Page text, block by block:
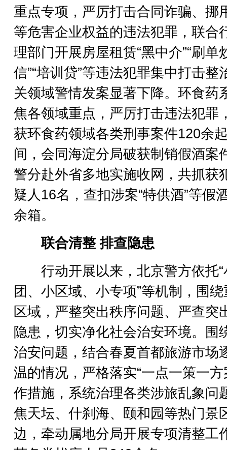
重点专项，严厉打击合同诈骗、挪
等危害企业权益的违法犯罪，联合
理部门开展房屋租赁“黑中介”“刷单
信”“培训贷”等违法犯罪集中打击整
关领域警情发案显著下降。环食药
焦各领域重点，严厉打击违法犯罪
获环食药领域各类刑事案件120余
间，会同海淀分局破获制销假酒案
警分赴外省多地实施收网，共抓获
疑人16名，查扣涉案“特供酒”等假
余箱。
联合清整 排查隐患
行动开展以来，北京警方依托“
团、小区域、小专项”等机制，围
区域，严整突出秩序问题、严查突
隐患，切实净化社会治安环境。围
治安问题，结合春夏首都旅游市场
温的情况，严格落实“一点一策一方
作措施，系统治理各类涉旅乱象问
焦天坛、什刹海、颐和园等热门景
边，牵动属地分局开展专项清整工